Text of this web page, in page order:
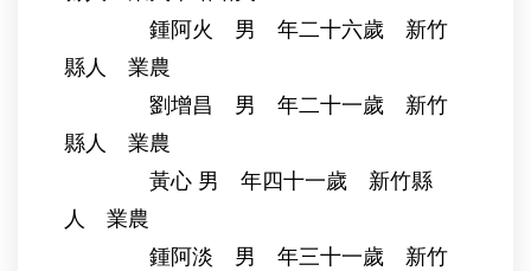
鍾阿火 男 年二十六歲 新竹
縣人 業農
劉增昌 男 年二十一歲 新竹
縣人 業農
黃心 男 年四十一歲 新竹縣
人 業農
鍾阿淡 男 年三十一歲 新竹